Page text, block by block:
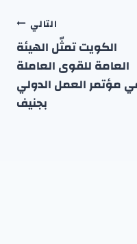
التالي
الكويت تمثّل الهيئة
العامة للقوى العاملة
مؤتمر العمل الدولي
بجنيف